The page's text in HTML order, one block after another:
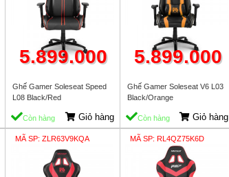
5.899.000
Ghế Gamer Soleseat Speed
L08 Black/Red
Còn hàng Giỏ hàng
5.899.000
Ghế Gamer Soleseat V6 L03
Black/Orange
Còn hàng Giỏ hàng
MÃ SP: ZLR63V9KQA MÃ SP: RL4QZ75K6D